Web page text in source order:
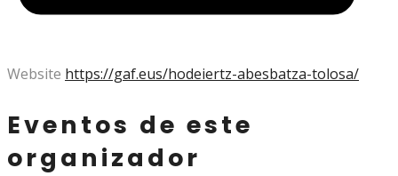
Website https://gaf.eus/hodeiertz-abesbatza-tolosa/
Eventos de este
organizador